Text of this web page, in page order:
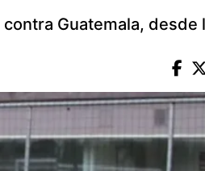
Guatemala, desde